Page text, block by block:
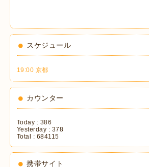
スケジュール
19:00 京都
カウンター
Today : 386
Yesterday : 378
Total : 684115
携帯サイト